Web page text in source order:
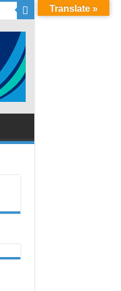
Translate »